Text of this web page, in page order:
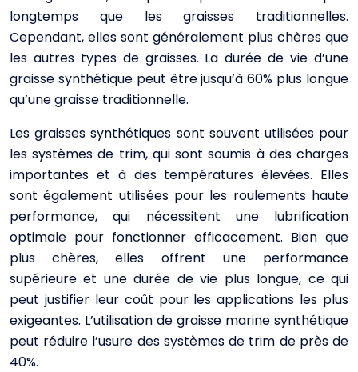
longtemps que les graisses traditionnelles.
Cependant, elles sont généralement plus chères que
les autres types de graisses. La durée de vie d’une
graisse synthétique peut être jusqu’à 60% plus longue
qu’une graisse traditionnelle.
Les graisses synthétiques sont souvent utilisées pour
les systèmes de trim, qui sont soumis à des charges
importantes et à des températures élevées. Elles
sont également utilisées pour les roulements haute
performance, qui nécessitent une lubrification
optimale pour fonctionner efficacement. Bien que
plus chères, elles offrent une performance
supérieure et une durée de vie plus longue, ce qui
peut justifier leur coût pour les applications les plus
exigeantes. L’utilisation de graisse marine synthétique
peut réduire l’usure des systèmes de trim de près de
40%.